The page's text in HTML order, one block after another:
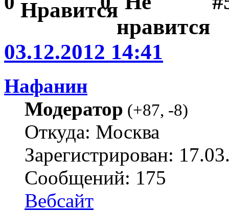
03.12.2012 14:41
Нафанин
Модератор (+87, -8)
Откуда: Москва
Зарегистрирован:
Сообщений: 175
Вебсайт